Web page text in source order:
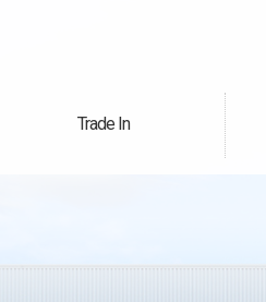
Trade In
買取無料査定